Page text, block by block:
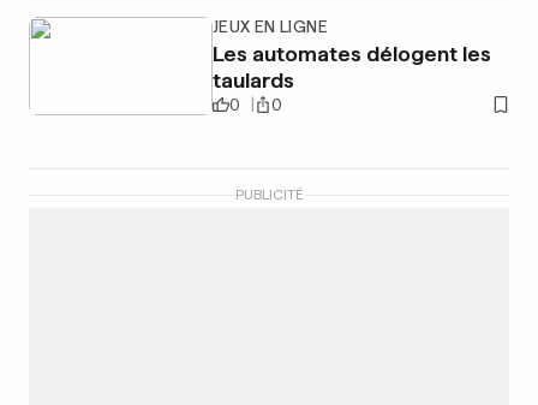
JEUX EN LIGNE
Les automates délogent les
taulards
0 0
PUBLICITÉ